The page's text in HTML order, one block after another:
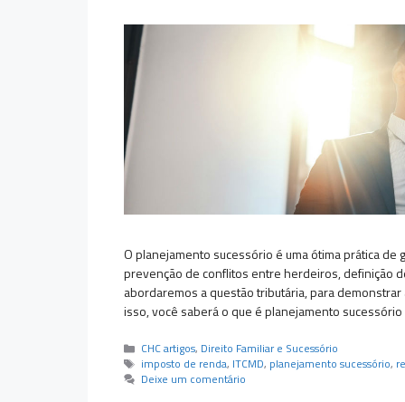
O planejamento sucessório é uma ótima prática
prevenção de conflitos entre herdeiros, definição
abordaremos a questão tributária, para
isso, você saberá o que é planejamento
Categorias
CHC artigos, Direito Familiar e Sucessório
Tags
imposto de renda, ITCMD, planejamento sucessório,
Deixe um comentário